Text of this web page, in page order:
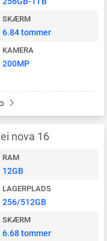
SKÆRM
6.84 tommer
KAMERA
200MP
nova 16
RAM
12GB
LAGERPLADS
256/512GB
SKÆRM
6.68 tommer